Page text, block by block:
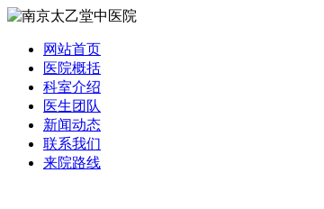
网站首页
医院概括
科室介绍
医生团队
新闻动态
联系我们
来院路线